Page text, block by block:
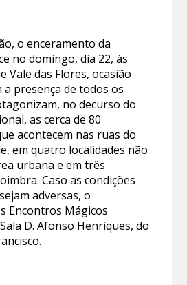
o enceramento da
no domingo, dia 22, às
Vale das Flores, ocasião
presença de todos os
no decurso do
as cerca de 80
acontecem nas ruas do
em quatro localidades não
urbana e em três
Caso as condições
adversas, o
Encontros Mágicos
D. Afonso Henriques, do